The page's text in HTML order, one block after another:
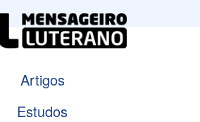
Artigos
Estudos